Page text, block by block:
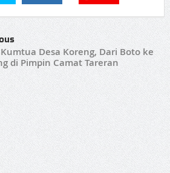
Desa Koreng, Dari Boto ke
di Pimpin Camat Tareran